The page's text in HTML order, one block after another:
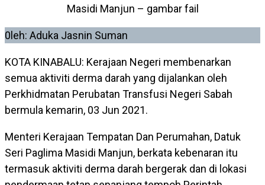
Masidi Manjun – gambar fail
0leh: Aduka Jasnin Suman
KOTA KINABALU: Kerajaan Negeri membenarkan
semua aktiviti derma darah yang dijalankan oleh
Perkhidmatan Perubatan Transfusi Negeri Sabah
bermula kemarin, 03 Jun 2021.
Menteri Kerajaan Tempatan Dan Perumahan, Datuk
Seri Paglima Masidi Manjun, berkata kebenaran itu
termasuk aktiviti derma darah bergerak dan di lokasi